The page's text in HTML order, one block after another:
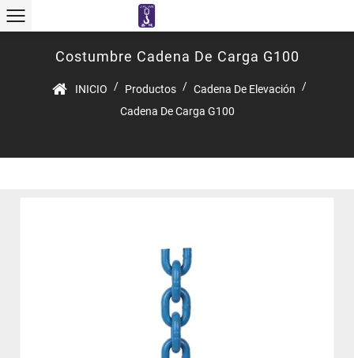
Costumbre Cadena De Carga G100
INICIO / Productos / Cadena De Elevación
/
Cadena De Carga G100